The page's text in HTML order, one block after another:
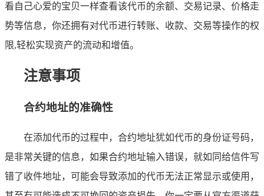
看自己心爱的宝贝一样查看该代币的余额、交易记录、价格走
势等信息，你还拥有对代币进行转账、收款、交易等操作的权
限,轻松实现资产的流动和增值。
注意事项
合约地址的准确性
在添加代币的过程中，合约地址犹如代币的身份证号码，
是非常关键的信息，如果合约地址输入错误，就如同给信件写
错了收件地址，可能会导致添加的代币无法正常显示或使用，